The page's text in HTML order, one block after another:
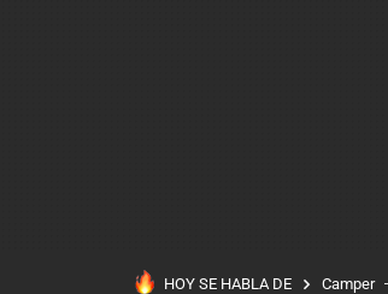
HOY SE HABLA DE Camper